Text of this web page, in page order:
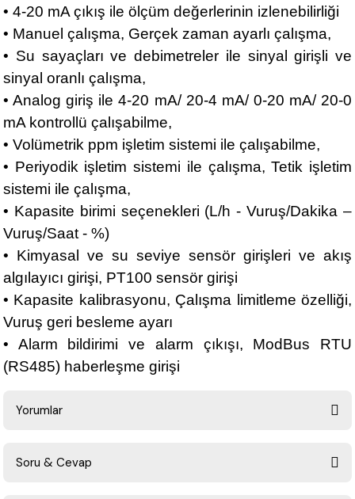
• 4-20 mA çıkış ile ölçüm değerlerinin izlenebilirliği
• Manuel çalışma, Gerçek zaman ayarlı çalışma,
• Su sayaçları ve debimetreler ile sinyal girişli ve
sinyal oranlı çalışma,
• Analog giriş ile 4-20 mA/ 20-4 mA/ 0-20 mA/ 20-0
mA kontrollü çalışabilme,
• Volümetrik ppm işletim sistemi ile çalışabilme,
• Periyodik işletim sistemi ile çalışma, Tetik işletim
sistemi ile çalışma,
• Kapasite birimi seçenekleri (L/h - Vuruş/Dakika –
Vuruş/Saat - %)
• Kimyasal ve su seviye sensör girişleri ve akış
algılayıcı girişi, PT100 sensör girişi
• Kapasite kalibrasyonu, Çalışma limitleme özelliği,
Vuruş geri besleme ayarı
• Alarm bildirimi ve alarm çıkışı, ModBus RTU
(RS485) haberleşme girişi
Yorumlar
Soru & Cevap